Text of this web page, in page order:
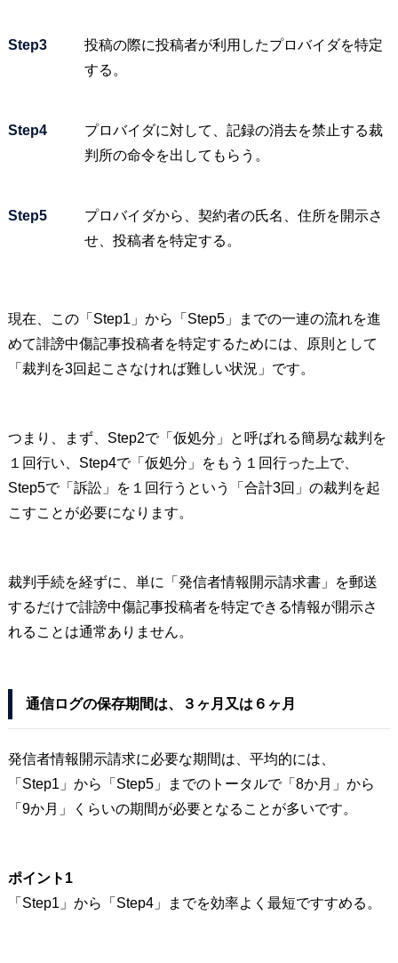
Step3
投稿の際に投稿者が利用したプロバイダを特定
する。
Step4
プロバイダに対して、記録の消去を禁止する裁
判所の命令を出してもらう。
Step5
プロバイダから、契約者の氏名、住所を開示さ
せ、投稿者を特定する。
現在、この「Step1」から「Step5」までの一連の流れを進
めて誹謗中傷記事投稿者を特定するためには、原則として
「裁判を3回起こさなければ難しい状況」です。
つまり、まず、Step2で「仮処分」と呼ばれる簡易な裁判を
１回行い、Step4で「仮処分」をもう１回行った上で、
Step5で「訴訟」を１回行うという「合計3回」の裁判を起
こすことが必要になります。
裁判手続を経ずに、単に「発信者情報開示請求書」を郵送
するだけで誹謗中傷記事投稿者を特定できる情報が開示さ
れることは通常ありません。
通信ログの保存期間は、３ヶ月又は６ヶ月
発信者情報開示請求に必要な期間は、平均的には、
「Step1」から「Step5」までのトータルで「8か月」から
「9か月」くらいの期間が必要となることが多いです。
ポイント1
「Step1」から「Step4」までを効率よく最短ですすめる。